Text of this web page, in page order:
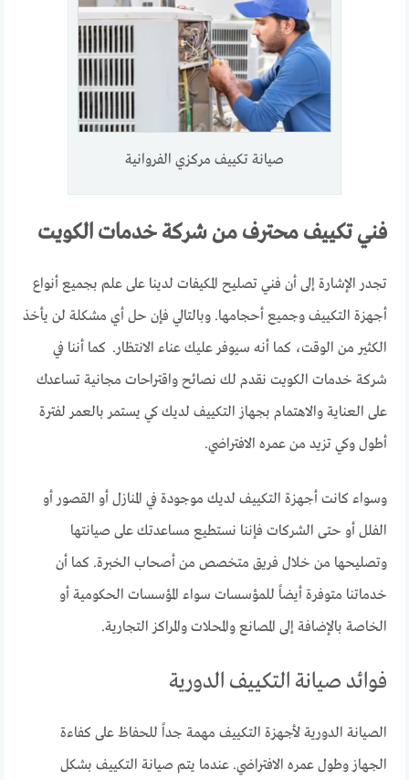
صيانة تكييف مركزي الفروانية
فني تكييف محترف من شركة خدمات الكويت
تجدر الإشارة إلى أن فني تصليح المكيفات لدينا على علم بجميع أنواع
أجهزة التكييف وجميع أحجامها. وبالتالي فإن حل أي مشكلة لن يأخذ
الكثير من الوقت، كما أنه سيوفر عليك عناء الانتظار. كما أننا في
شركة خدمات الكويت نقدم لك نصائح واقتراحات مجانية تساعدك
على العناية والاهتمام بجهاز التكييف لديك كي يستمر بالعمر لفترة
أطول وكي تزيد من عمره الافتراضي.
وسواء كانت أجهزة التكييف لديك موجودة في المنازل أو القصور أو
الفلل أو حتى الشركات فإننا نستطيع مساعدتك على صيانتها
وتصليحها من خلال فريق متخصص من أصحاب الخبرة. كما أن
خدماتنا متوفرة أيضاً للمؤسسات سواء المؤسسات الحكومية أو
الخاصة بالإضافة إلى المصانع والمحلات والمراكز التجارية.
فوائد صيانة التكييف الدورية
الصيانة الدورية لأجهزة التكييف مهمة جداً للحفاظ على كفاءة
الجهاز وطول عمره الافتراضي. عندما يتم صيانة التكييف بشكل